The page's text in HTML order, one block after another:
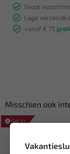
Groot
Lage
vanaf € 75
Misschien ook
SALE!